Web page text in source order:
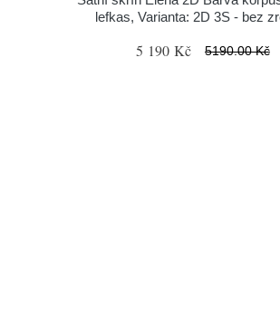
lefkas, Varianta: 2D 3S - bez
5 190 Kč 5190.00 Kč